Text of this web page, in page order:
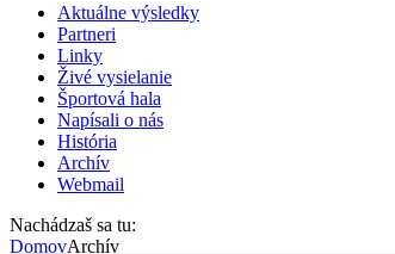
Aktuálne výsledky
Partneri
Linky
Živé vysielanie
Športová hala
Napísali o nás
História
Archív
Webmail
Nachádzaš sa tu:
DomovArchív